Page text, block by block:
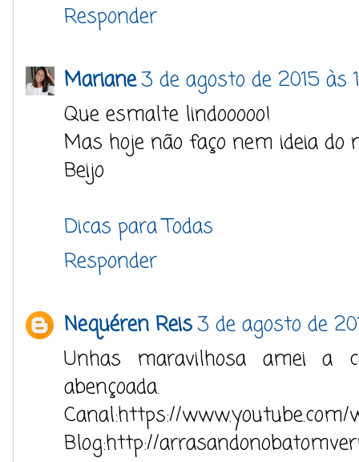
Responder
Mariane3 de agosto de 2015 às
Que esmalte lindooooo!
Mas hoje não faço nem ideia do
Beijo
Dicas para Todas
Responder
Nequéren Reis3 de agosto de
Unhas maravilhosa amei a
abençoada.
Canal:https://www.youtube.com/
Blog:http://